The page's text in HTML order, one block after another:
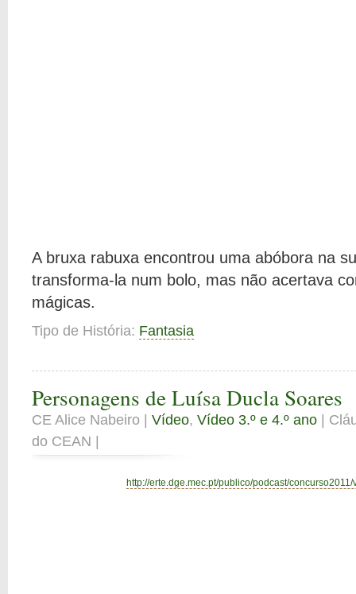
A bruxa rabuxa encontrou uma abóbora na
transforma-la num bolo, mas não acertava
mágicas.
Tipo de História: Fantasia
Personagens de Luísa Ducla Soares
CE Alice Nabeiro | Vídeo, Vídeo 3.º e 4.º ano |
do CEAN |
http://erte.dge.mec.pt/publico/podcast/